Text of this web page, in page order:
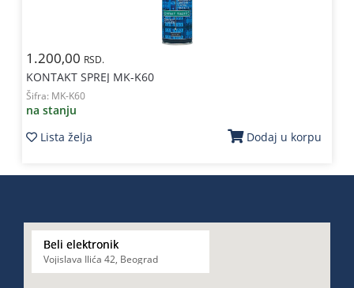
1.200,00 RSD.
KONTAKT SPREJ MK-K60
Šifra: MK-K60
na stanju
Lista želja
Dodaj u korpu
Beli elektronik
Vojislava Ilića 42, Beograd